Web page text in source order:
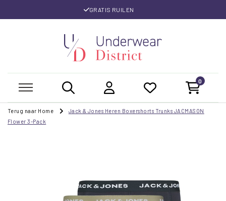
GRATIS RUILEN
0
Terug naar Home
Jack & Jones Heren Boxershorts Trunks JACMASON
Flower 3-Pack